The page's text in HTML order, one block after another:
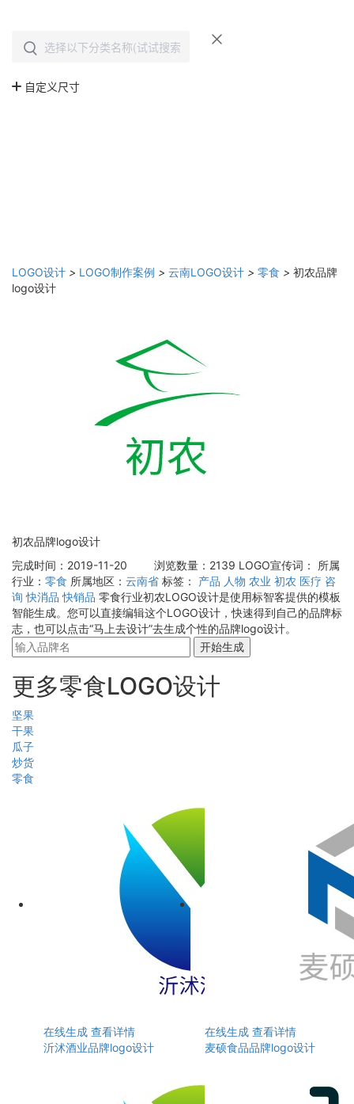
LOGO设计 > LOGO制作案例 > 云南LOGO设计 > 零食 > 初农品牌
logo设计
初农品牌logo设计
完成时间：2019-11-20
浏览数量：2139 LOGO宣传词：
所属
行业： 零食 所属地区： 云南省 标签： 产品 人物 农业 初农 医疗 咨
询 快消品 快销品 零食行业初农LOGO设计是使用标智客提供的模板
智能生成。您可以直接编辑这个LOGO设计，快速得到自己的品牌标
志，也可以点击“马上去设计”去生成个性的品牌logo设计。
开始生成
更多零食LOGO设计
坚果
干果
瓜子
炒货
零食
在线生成 查看详情
沂沭酒业品牌logo设计
在线生成 查看详情
麦硕食品品牌logo设计